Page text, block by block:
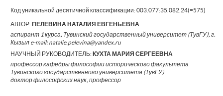
Код уникальной десятичной классификации:003.077:35.082.24(=575)
АВТОР:ПЕЛЕВИНА НАТАЛИЯ ЕВГЕНЬЕВНА
аспирант 1 курса, Тувинский государственный университет (ТувГУ), г.
Кызыл e-mail: natalie.pelevina@yandex.ru
НАУЧНЫЙ РУКОВОДИТЕЛЬ:КУХТА МАРИЯ СЕРГЕЕВНА
профессор кафедры философии исторического факультета
Тувинского государственного университета (ТувГУ)
доктор философских наук, профессор